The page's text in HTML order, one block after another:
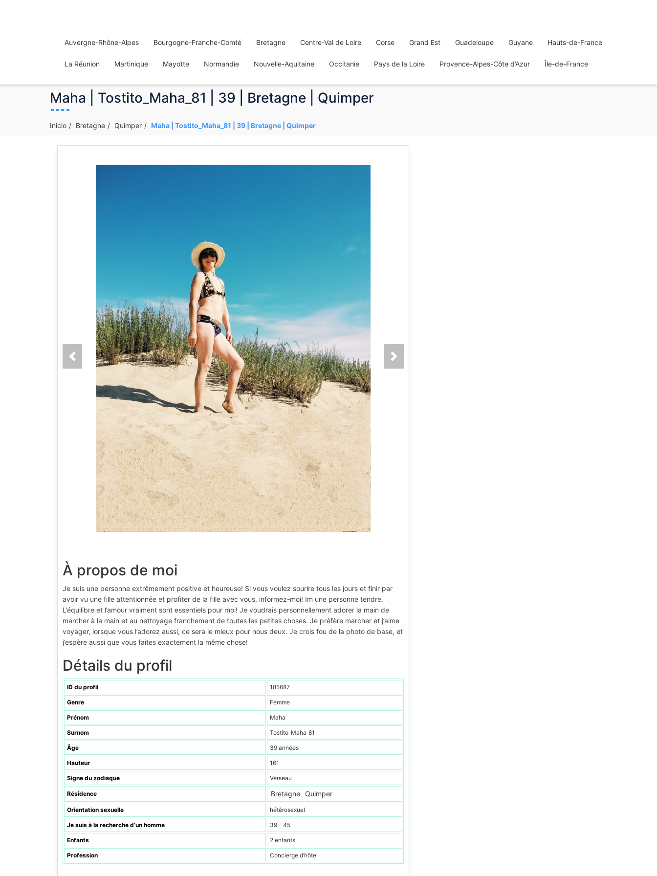
Auvergne-Rhône-Alpes Bourgogne-Franche-Comté Bretagne Centre-Val de Loire Corse Grand Est Guadeloupe Guyane Hauts-de-France
La Réunion Martinique Mayotte Normandie Nouvelle-Aquitaine Occitanie Pays de la Loire Provence-Alpes-Côte d’Azur Île-de-France
Maha | Tostito_Maha_81 | 39 | Bretagne | Quimper
Inicio Bretagne Quimper Maha | Tostito_Maha_81 | 39 | Bretagne | Quimper
À propos de moi
Je suis une personne extrêmement positive et heureuse! Si vous voulez sourire tous les jours et finir par
avoir vu une fille attentionnée et profiter de la fille avec vous, informez-moi! Im une personne tendre.
L’équilibre et l’amour vraiment sont essentiels pour moi! Je voudrais personnellement adorer la main de
marcher à la main et au nettoyage franchement de toutes les petites choses. Je préfère marcher et j’aime
voyager, lorsque vous l’adorez aussi, ce sera le mieux pour nous deux. Je crois fou de la photo de base, et
j’espère aussi que vous faites exactement la même chose!
Détails du profil
ID du profil 185687
Genre Femme
Prénom Maha
Surnom Tostito_Maha_81
Âge 39 années
Hauteur 161
Signe du zodiaque Verseau
Résidence Bretagne , Quimper
Orientation sexuelle hétérosexuel
Je suis à la recherche d’un homme 39 – 45
Enfants 2 enfants
Profession Concierge d’hôtel